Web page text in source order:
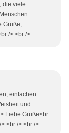
die viele
Grüße,
/> <br />
einfachen
und
Liebe Grüße<br
<br /> <br />